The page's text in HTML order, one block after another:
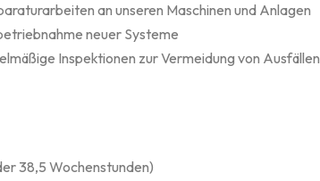
an unseren Maschinen und Anlagen
neuer Systeme
Inspektionen zur Vermeidung von Ausfällen
38,5 Wochenstunden)